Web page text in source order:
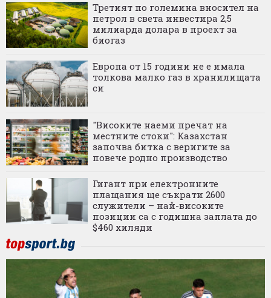
Третият по големина вносител на
петрол в света инвестира 2,5
милиарда долара в проект за
биогаз
Европа от 15 години не е имала
толкова малко газ в хранилищата
си
"Високите наеми пречат на
местните стоки": Казахстан
започва битка с веригите за
повече родно производство
Гигант при електронните
плащания ще съкрати 2600
служители – най-високите
позиции са с годишна заплата до
$460 хиляди